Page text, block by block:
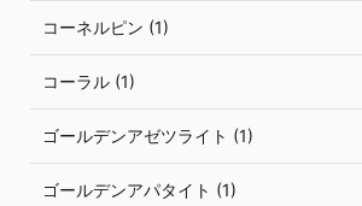
コーネルピン (1)
コーラル (1)
ゴールデンアゼツライト (1)
ゴールデンアパタイト (1)